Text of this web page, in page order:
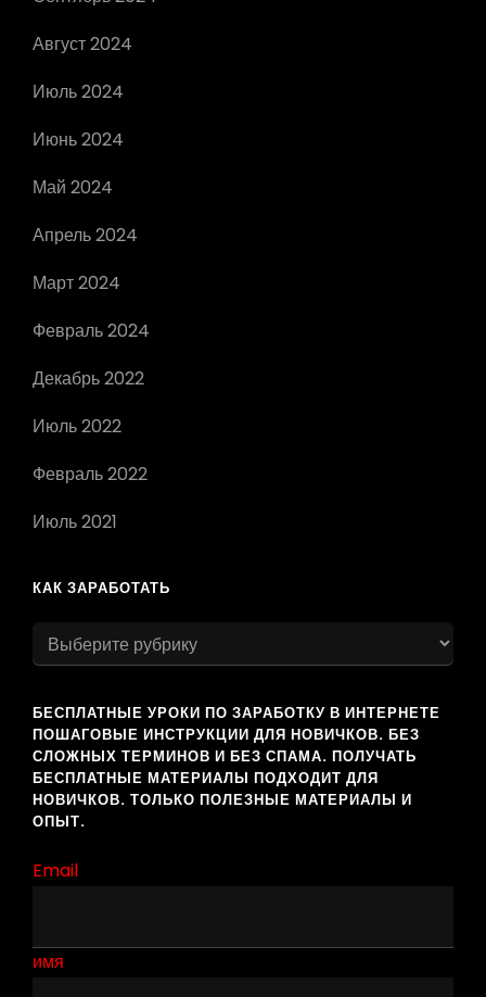
Август 2024
Июль 2024
Июнь 2024
Май 2024
Апрель 2024
Март 2024
Февраль 2024
Декабрь 2022
Июль 2022
Февраль 2022
Июль 2021
КАК ЗАРАБОТАТЬ
как
заработать
БЕСПЛАТНЫЕ УРОКИ ПО ЗАРАБОТКУ В ИНТЕРНЕТЕ
ПОШАГОВЫЕ ИНСТРУКЦИИ ДЛЯ НОВИЧКОВ. БЕЗ
СЛОЖНЫХ ТЕРМИНОВ И БЕЗ СПАМА. ПОЛУЧАТЬ
БЕСПЛАТНЫЕ МАТЕРИАЛЫ ПОДХОДИТ ДЛЯ
НОВИЧКОВ. ТОЛЬКО ПОЛЕЗНЫЕ МАТЕРИАЛЫ И
ОПЫТ.
Email
имя